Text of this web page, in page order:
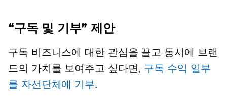
“구독 및 기부” 제안
구독 비즈니스에 대한 관심을 끌고 동시에 브랜
드의 가치를 보여주고 싶다면, 구독 수익 일부
를 자선단체에 기부.